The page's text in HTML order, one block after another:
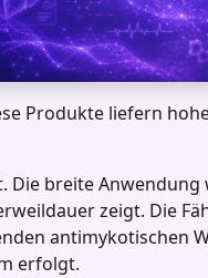
Produkte liefern
Die breite
zeigt. Die
antimykotischen
erfolgt.